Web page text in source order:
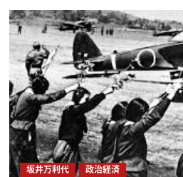
坂井万利代 政治経済